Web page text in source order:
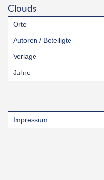
Clouds
Orte
Autoren / Beteiligte
Verlage
Jahre
Impressum